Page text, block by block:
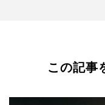
この記事